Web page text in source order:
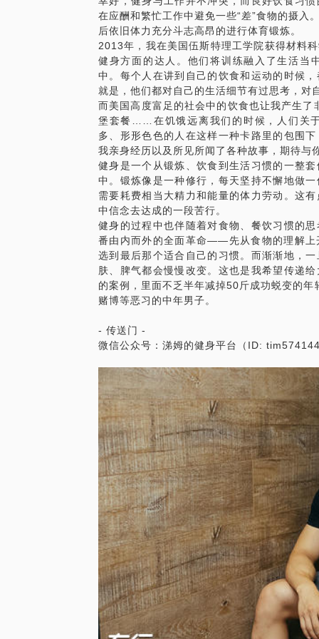
我可以为你提供的帮助有：
对各种不同的餐饮习惯进行讲解以及营养
讲解很多平时饮食选择中的误区和一些小
带你去超市，手把手教你选择食材；
对不同食材的能量和营养进行评价；
教你如何营养健康地烹饪料理。
希望来约见的你是真的对自己的生活方式
【在行郑重提示】：此话题内容仅为该行
点，仅供学员参考所用。如您或您的家人
诊。本话题内容及行家观点不代表平台观
在应酬和繁忙工作中避免一些“差”食物的摄入
后依旧体力充分斗志高昂的进行体育锻炼。
2013年，我在美国伍斯特理工学院获得材料
健身方面的达人。他们将训练融入了生活当
中。每个人在讲到自己的饮食和运动的时候
就是，他们都对自己的生活细节有过思考，对
而美国高度富足的社会中的饮食也让我产生
堡套餐……在饥饿远离我们的时候，人们关
多、形形色色的人在这样一种卡路里的包围
我亲身经历以及所见所闻了各种故事，期待与
健身是一个从锻炼、饮食到生活习惯的一整
中。锻炼像是一种修行，每天坚持不懈地做
需要耗费相当大精力和能量的体力劳动。这
中信念去达成的一段苦行。
健身的过程中也伴随着对食物、餐饮习惯的
番由内而外的全面革命——先从食物的理解上
选到最后那个适合自己的习惯。而渐渐地，
肤、脾气都会慢慢改变。这也是我希望传递
的案例，里面不乏半年减掉50斤成功蜕变的
赌博等恶习的中年男子。
- 传送门 -
微信公众号：涕姆的健身平台（ID: